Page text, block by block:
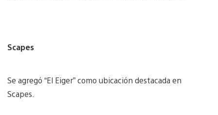
Scapes
Se agregó “El Eiger” como ubicación destacada en
Scapes.